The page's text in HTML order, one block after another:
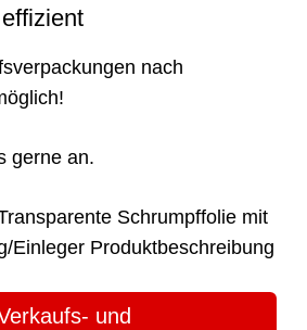
nach
gerne an.
Schrumpffolie mit
Einleger Produktbeschreibung
und